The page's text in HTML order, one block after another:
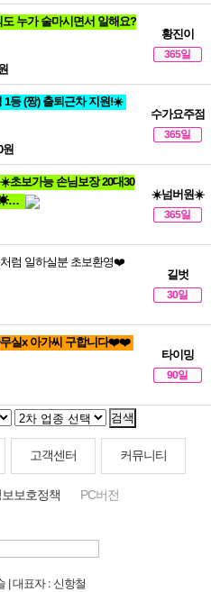
누가 술마시면서 일해요?
황진이
365일
등 (짱) 출퇴근차 지원!☀️
원
수가요주점
365일
초보가능 손님보장 20대30
☀…
☀️넘버원☀️
365일
럼 일하실분 초보환영❤️
길벗
30일
실x 아가씨 구합니다❤️❤️
타이밍
90일
검색
고객센터 커뮤니티
보호정책 PC버전
| 대표자 : 신항철